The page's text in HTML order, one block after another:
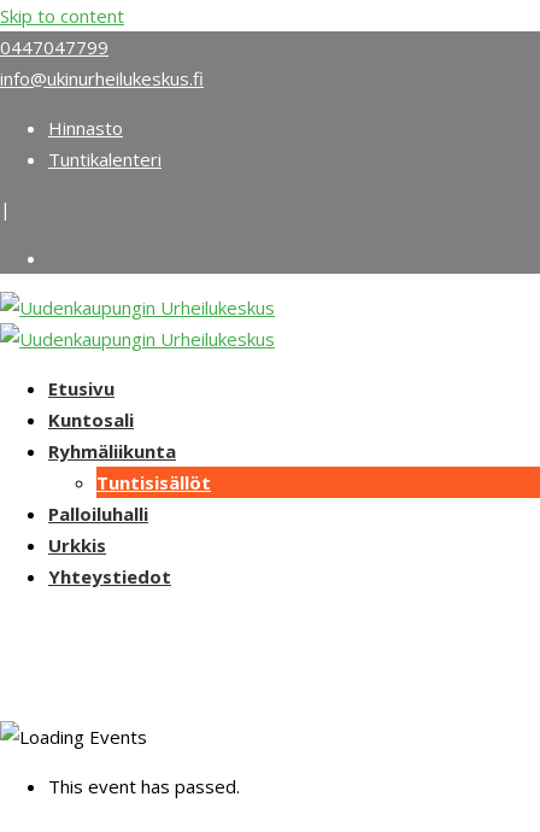
Skip to content
0447047799
info@ukinurheilukeskus.fi
Hinnasto
Tuntikalenteri
|
Etusivu
Kuntosali
Ryhmäliikunta
Tuntisisällöt
Palloiluhalli
Urkkis
Yhteystiedot
This event has passed.